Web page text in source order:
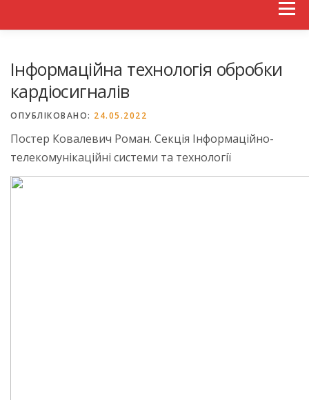
Menu
Інформаційна технологія обробки
кардіосигналів
ОПУБЛІКОВАНО: 24.05.2022
Постер Ковалевич Роман. Секція Інформаційно-
телекомунікаційні системи та технології